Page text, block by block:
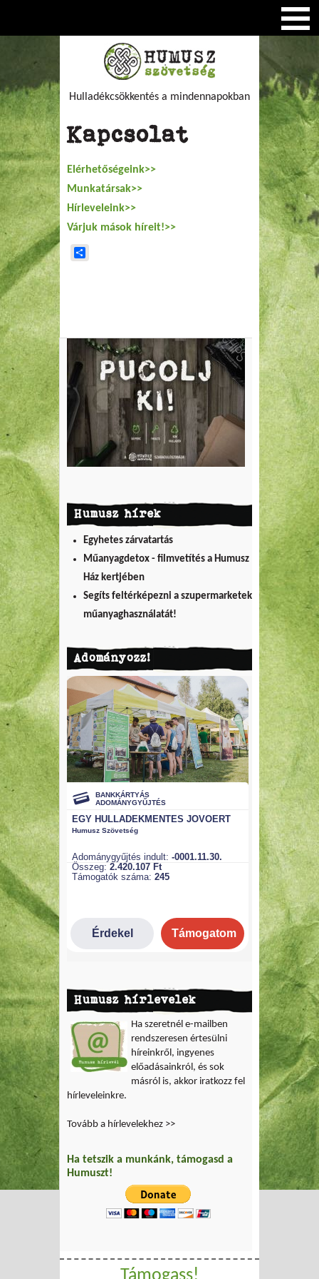
Hulladékcsökkentés a mindennapokban
Kapcsolat
Elérhetőségeink>>
Munkatársak>>
Hírleveleink>>
Várjuk mások híreit!>>
Humusz hírek
Egyhetes zárvatartás
Műanyagdetox - filmvetítés a Humusz
Ház kertjében
Segíts feltérképezni a szupermarketek
műanyaghasználatát!
Adományozz!
Humusz hírlevelek
Ha szeretnél e-mailben
rendszeresen értesülni
híreinkről, ingyenes
előadásainkról, és sok
másról is, akkor iratkozz fel
hírleveleinkre.
Tovább a hírlevelekhez >>
Ha tetszik a munkánk, támogasd a
Humuszt!